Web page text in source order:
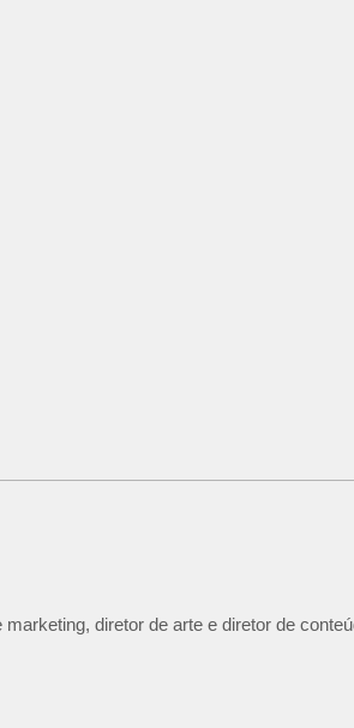
diretor de arte e diretor de